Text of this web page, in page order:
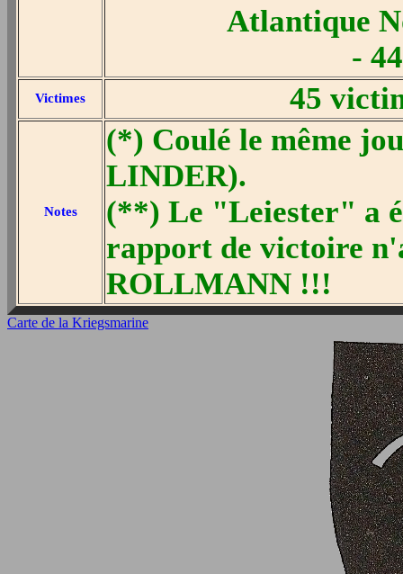
Atlantique
-
Victimes 45
Notes
(*) Coulé le même
LINDER).
(**) Le "Leiester" a
rapport de victoire
ROLLMANN !!!
Carte de la Kriegsmarine